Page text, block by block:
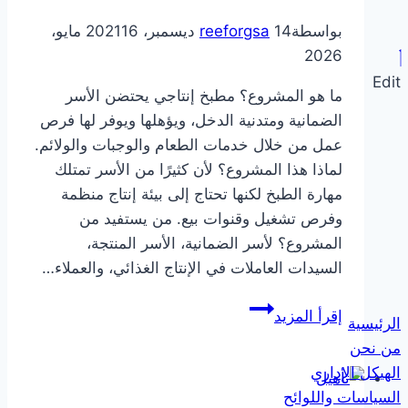
Edit
الرئيسية
من نحن
الهيكل الإداري
السياسات واللوائح
بواسطة reeforgsa 14 ديسمبر، 2021
16 مايو،
2026
ما هو المشروع؟ مطبخ إنتاجي يحتضن الأسر
الضمانية ومتدنية الدخل، ويؤهلها ويوفر لها فرص
عمل من خلال خدمات الطعام والوجبات والولائم.
لماذا هذا المشروع؟ لأن كثيرًا من الأسر تمتلك
مهارة الطبخ لكنها تحتاج إلى بيئة إنتاج منظمة
وفرص تشغيل وقنوات بيع. من يستفيد من
المشروع؟ لأسر الضمانية، الأسر المنتجة،
السيدات العاملات في الإنتاج الغذائي، والعملاء…
إقرأ المزيدمطبخ